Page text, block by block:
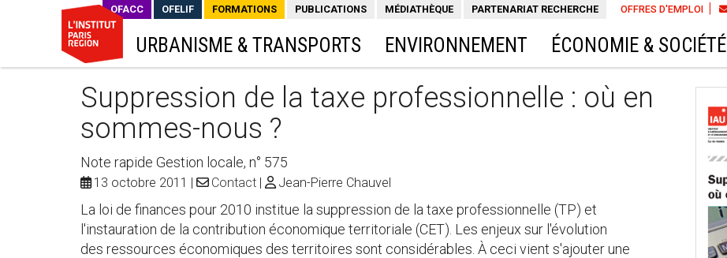
OFFRES D'EMPLOI
OFACC OFELIF FORMATIONS PUBLICATIONS MÉDIATHÈQUE PARTENARIAT RECHERCHE
URBANISME & TRANSPORTS ENVIRONNEMENT ÉCONOMIE & SOCIÉTÉ
Suppression de la taxe professionnelle : où en
sommes-nous ?
Note rapide Gestion locale, n° 575
13 octobre 2011 Contact Jean-Pierre Chauvel
La loi de finances pour 2010 institue la suppression de la taxe professionnelle (TP) et
l'instauration de la contribution économique territoriale (CET). Les enjeux sur l'évolution
des ressources économiques des territoires sont considérables. À ceci vient s'ajouter une